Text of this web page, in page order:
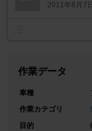
2011年8月7日
作業データ
車種
作業カテゴリ
目的